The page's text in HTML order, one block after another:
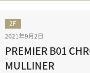
2F
2021年9月2日
PREMIER B01
MULLINER